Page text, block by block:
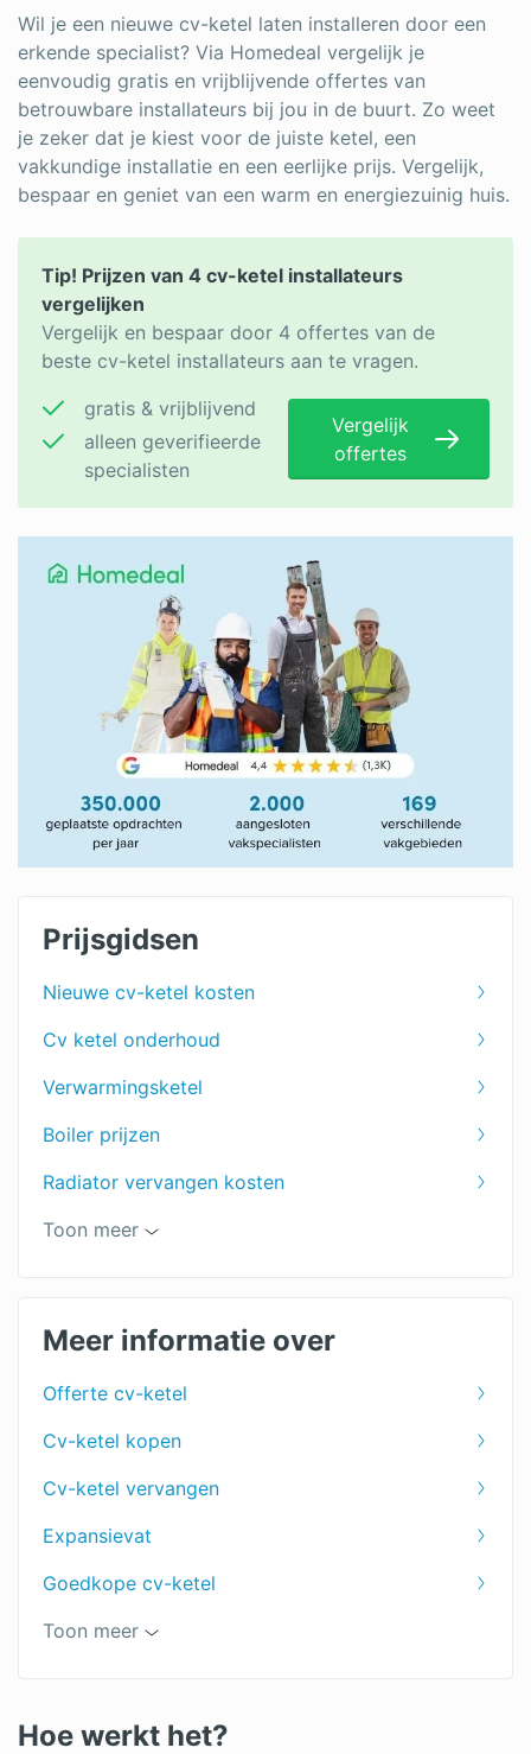
Wil je een nieuwe cv-ketel laten installeren door een
erkende specialist? Via Homedeal vergelijk je
eenvoudig gratis en vrijblijvende offertes van
betrouwbare installateurs bij jou in de buurt. Zo weet
je zeker dat je kiest voor de juiste ketel, een
vakkundige installatie en een eerlijke prijs. Vergelijk,
bespaar en geniet van een warm en energiezuinig huis.
Tip! Prijzen van 4 cv-ketel installateurs
vergelijken
Vergelijk en bespaar door 4 offertes van de
beste cv-ketel installateurs aan te vragen.
gratis & vrijblijvend
alleen geverifieerde
specialisten
Vergelijk
offertes
Prijsgidsen
Nieuwe cv-ketel kosten
Cv ketel onderhoud
Verwarmingsketel
Boiler prijzen
Radiator vervangen kosten
Thermostaat vervangen
Centrale verwarming prijzen
HR combiketel
Toon meer
Meer informatie over
Offerte cv-ketel
Cv-ketel kopen
Cv-ketel vervangen
Expansievat
Goedkope cv-ketel
Hybride cv-ketel
Cv-ketel vergelijken
Cv ontluchten
Toon meer
Hoe werkt het?